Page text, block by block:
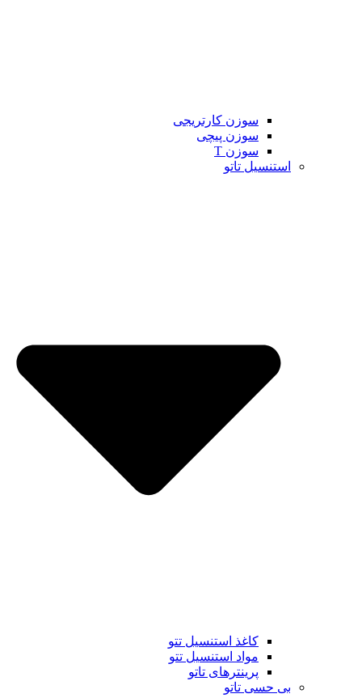
سوزن کارتریجی
سوزن پیچی
سوزن T
استنسیل تاتو
کاغذ استنسیل تتو
مواد استنسیل تتو
پرینترهای تاتو
بی حسی تاتو